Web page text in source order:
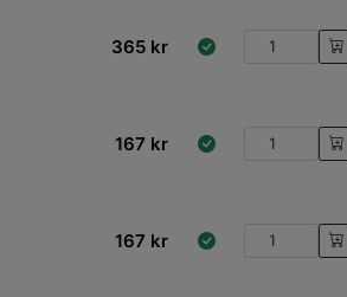
365 kr
167 kr
167 kr